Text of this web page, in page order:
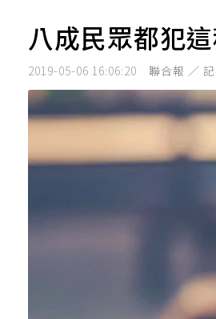
八成民眾都犯
2019-05-06 16:06:20 聯合報 ／